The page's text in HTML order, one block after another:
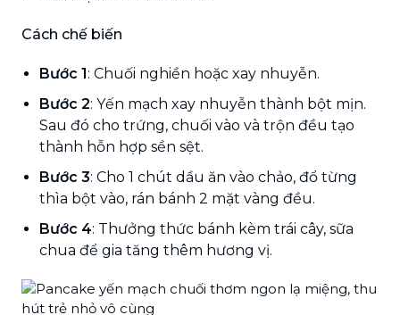
Cách chế biến
Bước 1: Chuối nghiền hoặc xay nhuyễn.
Bước 2: Yến mạch xay nhuyễn thành bột mịn.
Sau đó cho trứng, chuối vào và trộn đều tạo
thành hỗn hợp sền sệt.
Bước 3: Cho 1 chút dầu ăn vào chảo, đổ từng
thìa bột vào, rán bánh 2 mặt vàng đều.
Bước 4: Thưởng thức bánh kèm trái cây, sữa
chua để gia tăng thêm hương vị.